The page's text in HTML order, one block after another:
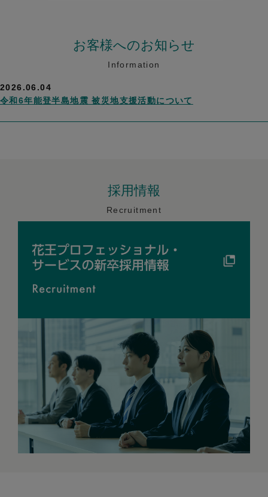
お客様へのお知らせ
Information
2026.06.04
令和6年能登半島地震 被災地支援活動について
採用情報
Recruitment